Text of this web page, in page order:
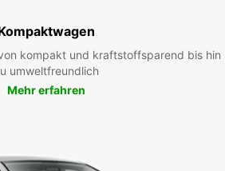
kompakt und kraftstoffsparend bis hin
umweltfreundlich
Mehr erfahren